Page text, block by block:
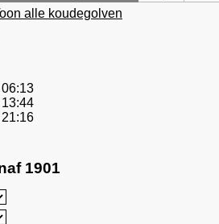
alle koudegolven
06:13
13:44
21:16
1901